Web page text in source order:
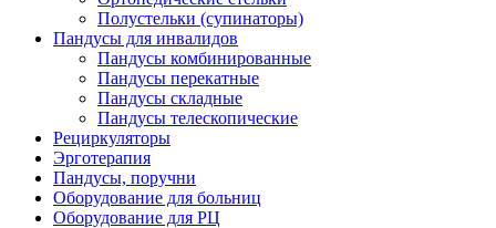
Полустельки (супинаторы)
Пандусы для инвалидов
Пандусы комбинированные
Пандусы перекатные
Пандусы складные
Пандусы телескопические
Рециркуляторы
Эрготерапия
Пандусы, поручни
Оборудование для больниц
Оборудование для РЦ